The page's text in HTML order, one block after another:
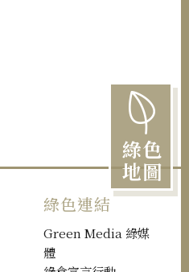
綠色
地圖
綠色連結
Green Media 綠媒
體